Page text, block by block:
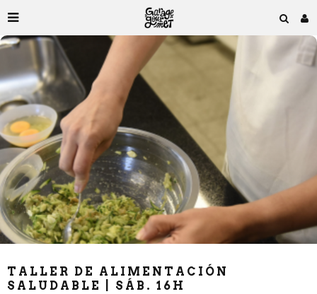
TALLER DE ALIMENTACIÓN
SALUDABLE | SÁB. 16H